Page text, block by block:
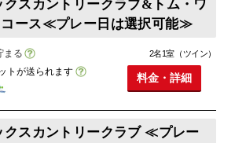
スカントリークラブ&トム・ワ
コース≪プレー日は選択可能≫
まる
トが送られます
2名1室（ツイン）
料金・詳細
スカントリークラブ ≪プレー